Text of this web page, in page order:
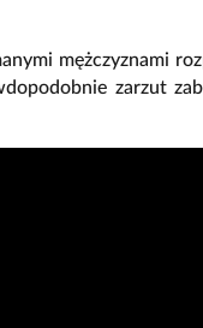
mężczyznami
zarzut